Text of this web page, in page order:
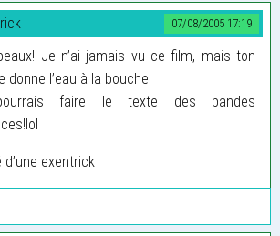
07/08/2005 17:19
Je n’ai jamais vu ce film, mais ton
donne l’eau à la bouche!
faire le texte des bandes
d’une exentrick